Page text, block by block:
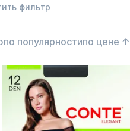
фильтр
по популярностипо цене ↑